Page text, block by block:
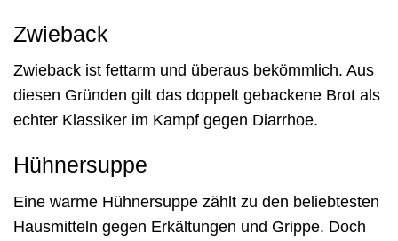
Zwieback
Zwieback ist fettarm und überaus bekömmlich. Aus
diesen Gründen gilt das doppelt gebackene Brot als
echter Klassiker im Kampf gegen Diarrhoe.
Hühnersuppe
Eine warme Hühnersuppe zählt zu den beliebtesten
Hausmitteln gegen Erkältungen und Grippe. Doch